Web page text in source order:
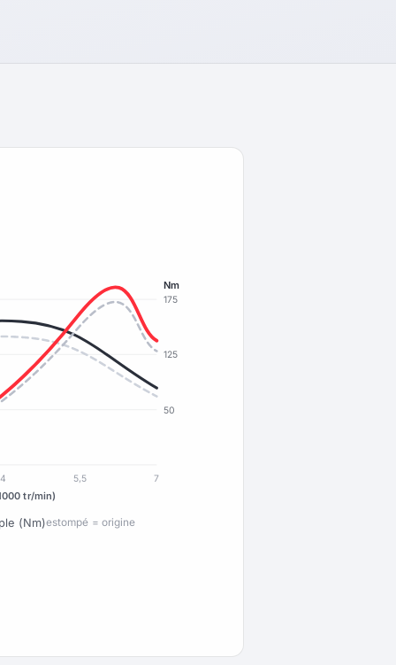
50
125
175
Nm
4 5,5 7
tr/min)
(Nm)estompé = origine